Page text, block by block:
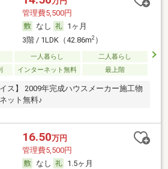
管理費5,500円
なし
1ヶ月
3階 / 1LDK（42.86m2）
一人暮らし
二人暮らし
インターネット無料 最上階
イス】 2009年完成ハウスメーカー施工物
ット無料♪
16.50万円
管理費5,500円
なし
1.5ヶ月